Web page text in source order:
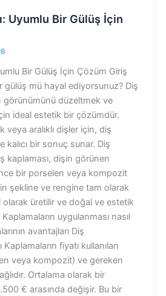
Uyumlu Bir Gülüş İçin
Bir Gülüş İçin Çözüm Giriş
gülüş mü hayal ediyorsunuz? Diş
görünümünü düzeltmek ve
ideal estetik bir çözümdür.
veya aralıklı dişler için, diş
kalıcı bir sonuç sunar. Diş
kaplaması, dişin görünen
bir porselen veya kompozit
şekline ve rengine tam olarak
üretilir ve doğal ve estetik
uygulanması nasıl
avantajları Diş
Kaplamaların fiyatı kullanılan
veya kompozit) ve gereken
Ortalama olarak bir
€ arasında değişir. Bu bir